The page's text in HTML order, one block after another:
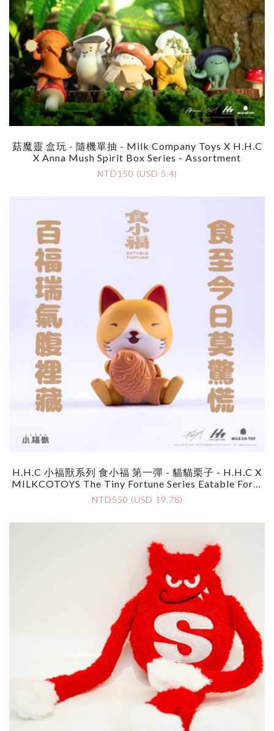
菇魔靈 盒玩 - 隨機單抽 - Milk Company Toys X H.H.C
X Anna Mush Spirit Box Series - Assortment
NTD150 (USD 5.4)
H.H.C 小福獸系列 食小福 第一彈 - 貓貓栗子 - H.H.C X
MILKCOTOYS The Tiny Fortune Series Eatable Fortu
Ne Vol.1 - Kuri The Cat By HaruSpring
NTD550 (USD 19.78)